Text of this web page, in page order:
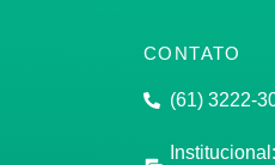
CONTATO
(61) 3222-
Institucional: